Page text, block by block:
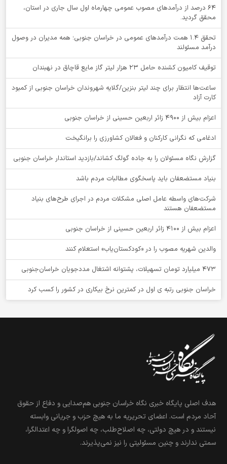
64 درصد از درآمدهای مصوب عمومی چهارماه اول سال جاری در استان،
محقق گردید.
تحقق ۱.۴ همت درآمدهای عمومی در خراسان جنوبی؛ همه مدیران در وصول
درآمد مسئولند
توقيف کامیون کشنده حامل 23 هزار لیتر گاز مایع قاچاق در نهبندان
ساعت‌ها انتظار برای چند لیتر بنزین/گلایه شهروندان خراسان جنوبی از کمبود
کارت آزاد
اعزام بیش از 4900 زائر اربعین حسینی از خراسان جنوبی
ادغامی که نگرانی کارکنان و فعالان کشاورزی را برانگیخت
گزارش نگاه مسئولان را به جاده گولگ کشاند/بازدید استاندار خراسان جنوبی
بنیاد مستضعفان باید پاسخگوی مطالبات مردم باشد
شرکت‌های واسطه عامل اصلی مشکلات مردم در اجرای طرح‌های بنیاد
مستضعفان هستند
اعزام بیش از 4100 زائر اربعین حسینی از خراسان جنوبی
والدین شهریه مصوب را در «کودکستان‌یاب» استعلام کنند
۴۷۳ میلیارد تومان تسهیلات، پشتوانه اشتغال مددجویان خراسان‌جنوبی
خراسان جنوبی رتبه ی اول در کمترین نرخ بیکاری در کشور را کسب کرد
هدف اصلی پایگاه خبری نگاه خراسان جنوبی هم‌صدایی و دفاع از حقوق
آحاد مردم است. اعضای تحریریه ما به هیچ حزب و جریانی وابسته
نیستند و در هیچ دولتی، چه اصلاح‌طلب، چه اصولگرا و چه اعتدالگرا،
سمتی ندارند و چنین مسئولیتی را نیز نمی‌پذیرند.